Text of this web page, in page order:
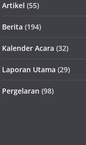
Artikel (55)
Berita (194)
Kalender Acara (32)
Laporan Utama (29)
Pergelaran (98)